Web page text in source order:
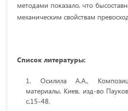
методами показало, что
механическим свойствам
Список литературы:
Осилила А.А.,
материалы, Киев, изд-во
с.15-48.